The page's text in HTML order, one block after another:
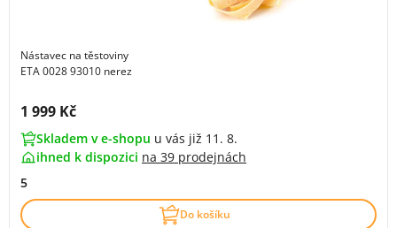
Nástavec na těstoviny
ETA 0028 93010 nerez
Cena s DPH:
1 999 Kč
Skladem v e-shopu u vás již 11. 8.
ihned k dispozici na 39 prodejnách
5
Do košíku